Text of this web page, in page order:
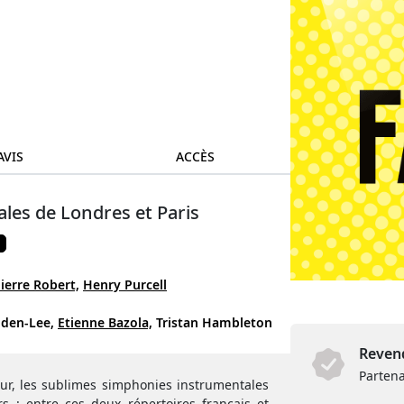
ACCÈS
de Londres et Paris
Robert, Henry Purcell
Lee, Etienne Bazola, Tristan Hambleton
les sublimes simphonies instrumentales